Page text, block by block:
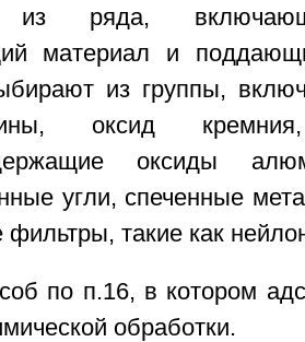
из ряда,
материал и
из группы,
оксид кремния,
оксиды
угли, спеченные
фильтры, такие как
по п.16, в котором
обработки.